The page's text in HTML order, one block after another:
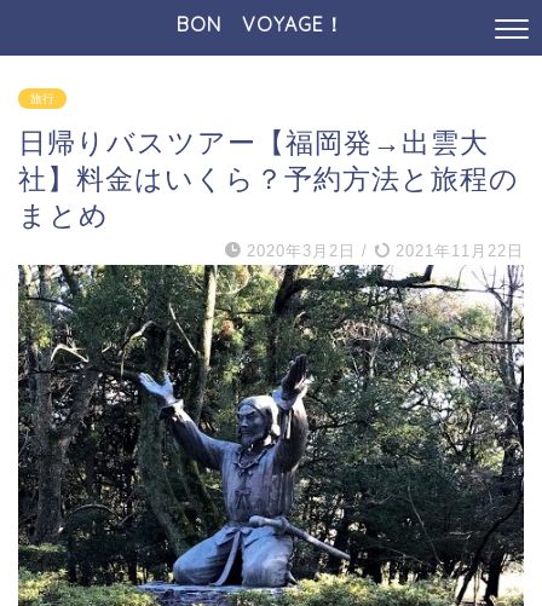
BON VOYAGE！
旅行
日帰りバスツアー【福岡発→出雲大
社】料金はいくら？予約方法と旅程の
まとめ
2020年3月2日 / 2021年11月22日